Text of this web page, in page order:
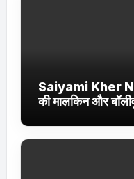
Saiyami Kher
की मालकिन और